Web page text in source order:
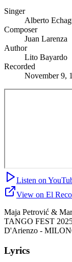
Singer
Alberto
Composer
Juan Larenza
Author
Lito Bayardo
Recorded
November 9,
Listen on
View on El
Maja Petrović &
TANGO FEST
D'Arienzo -
Lyrics